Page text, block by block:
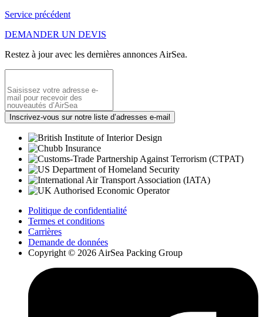
Service précédent
DEMANDER UN DEVIS
Restez à jour avec les dernières annonces AirSea.
Politique de confidentialité
Termes et conditions
Carrières
Demande de données
Copyright © 2026 AirSea Packing Group